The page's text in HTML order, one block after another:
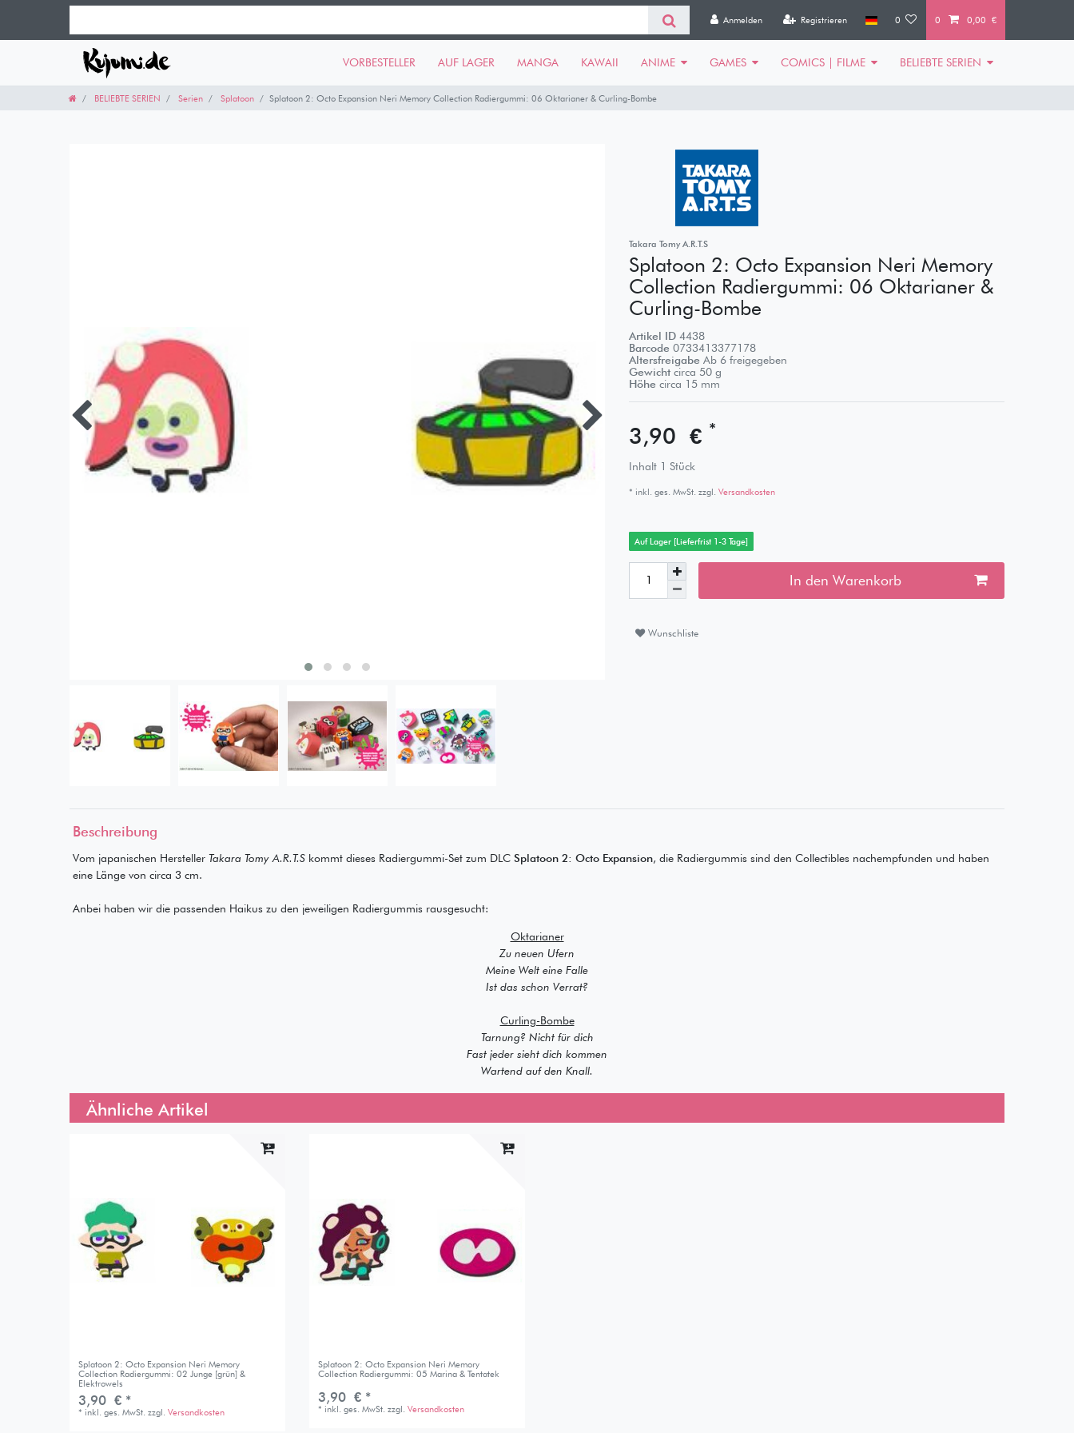
Anmelden Registrieren 0 0 0,00 €
VORBESTELLER AUF LAGER MANGA KAWAII ANIME GAMES COMICS | FILME BELIEBTE SERIEN
BELIEBTE SERIEN Serien Splatoon Splatoon 2: Octo Expansion Neri Memory Collection Radiergummi: 06 Oktarianer & Curling-Bombe
Takara Tomy A.R.T.S
Splatoon 2: Octo Expansion Neri Memory
Collection Radiergummi: 06 Oktarianer &
Curling-Bombe
Artikel ID 4438
Barcode 0733413377178
Altersfreigabe Ab 6 freigegeben
Gewicht circa 50 g
Höhe circa 15 mm
3,90 € *
Inhalt 1 Stück
* inkl. ges. MwSt. zzgl. Versandkosten
Auf Lager [Lieferfrist 1-3 Tage]
In den Warenkorb
Wunschliste
Beschreibung
Vom japanischen Hersteller Takara Tomy A.R.T.Skommt dieses Radiergummi-Set zum DLC Splatoon 2: Octo Expansion, die Radiergummis sind den Collectibles nachempfunden und haben
eine Länge von circa 3 cm.
Anbei haben wir die passenden Haikus zu den jeweiligen Radiergummis rausgesucht:
Oktarianer
Zu neuen Ufern
Meine Welt eine Falle
Ist das schon Verrat?
Curling-Bombe
Tarnung? Nicht für dich
Fast jeder sieht dich kommen
Wartend auf den Knall.
Ähnliche Artikel
Splatoon 2: Octo Expansion Neri Memory
Collection Radiergummi: 02 Junge [grün] &
Elektrowels
3,90 € *
* inkl. ges. MwSt. zzgl.Versandkosten
Splatoon 2: Octo Expansion Neri Memory
Collection Radiergummi: 05 Marina & Tentatek
3,90 € *
* inkl. ges. MwSt. zzgl.Versandkosten